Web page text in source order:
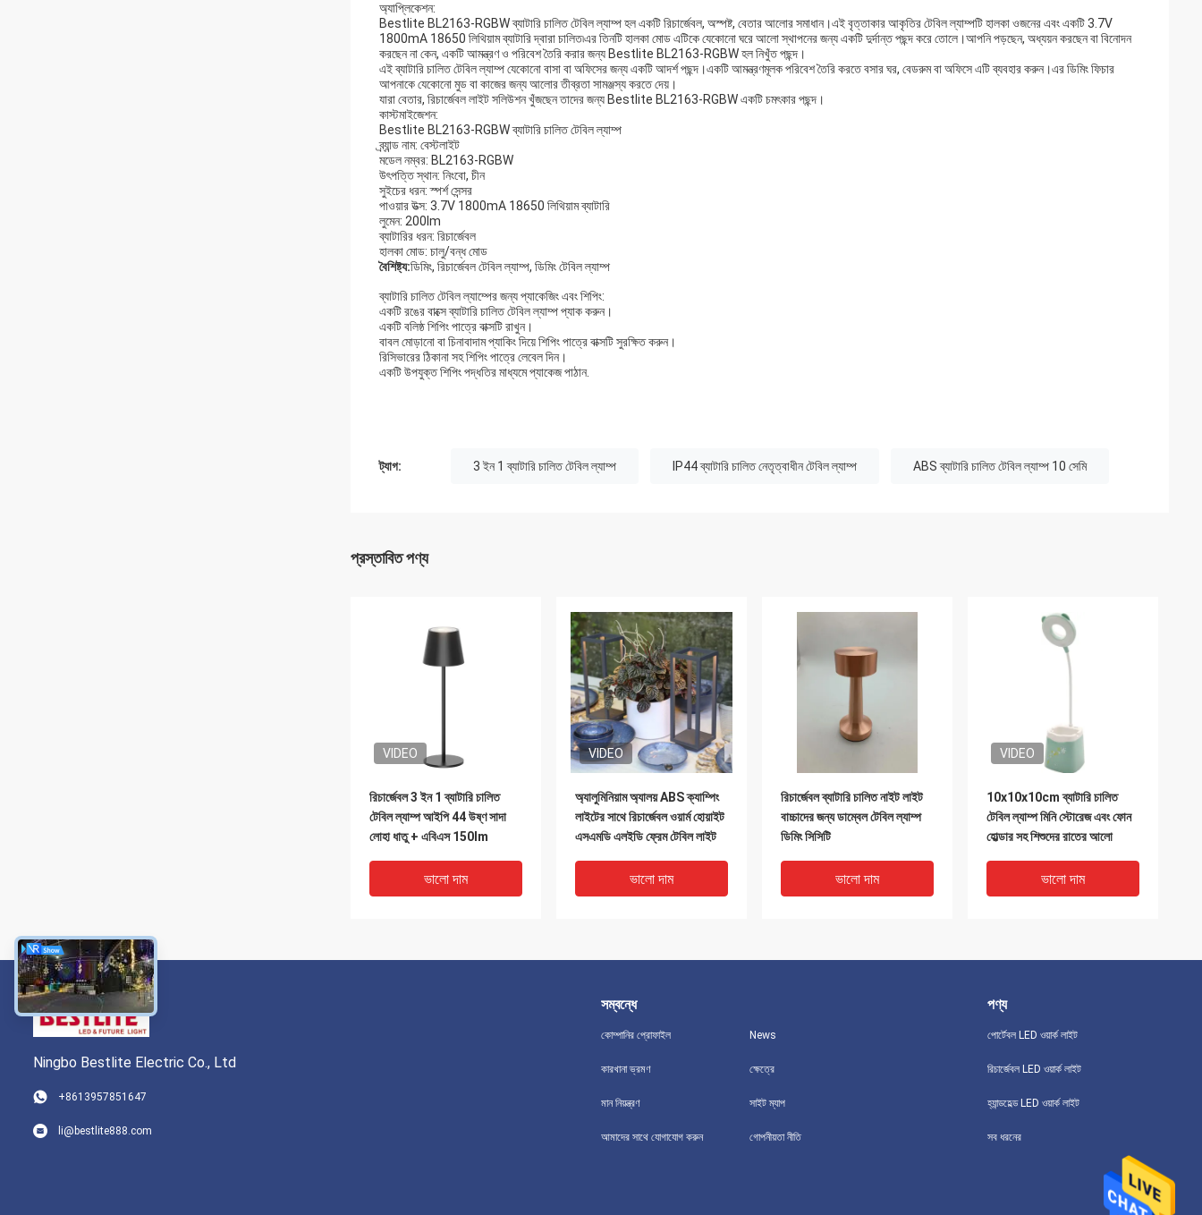
অ্যাপ্লিকেশন:
Bestlite BL2163-RGBW ব্যাটারি চালিত টেবিল ল্যাম্প হল একটি রিচার্জেবল, অস্পষ্ট, বেতার আলোর সমাধান।এই বৃত্তাকার আকৃতির টেবিল ল্যাম্পটি হালকা ওজনের এবং একটি 3.7V
1800mA 18650 লিথিয়াম ব্যাটারি দ্বারা চালিত৷এর তিনটি হালকা মোড এটিকে যেকোনো ঘরে আলো স্থাপনের জন্য একটি দুর্দান্ত পছন্দ করে তোলে।আপনি পড়ছেন, অধ্যয়ন করছেন বা বিনোদন
করছেন না কেন, একটি আমন্ত্রণ ও পরিবেশ তৈরি করার জন্য Bestlite BL2163-RGBW হল নিখুঁত পছন্দ।
এই ব্যাটারি চালিত টেবিল ল্যাম্প যেকোনো বাসা বা অফিসের জন্য একটি আদর্শ পছন্দ।একটি আমন্ত্রণমূলক পরিবেশ তৈরি করতে বসার ঘর, বেডরুম বা অফিসে এটি ব্যবহার করুন।এর ডিমিং ফিচার
আপনাকে যেকোনো মুড বা কাজের জন্য আলোর তীব্রতা সামঞ্জস্য করতে দেয়।
যারা বেতার, রিচার্জেবল লাইট সলিউশন খুঁজছেন তাদের জন্য Bestlite BL2163-RGBW একটি চমৎকার পছন্দ।
কাস্টমাইজেশন:
Bestlite BL2163-RGBW ব্যাটারি চালিত টেবিল ল্যাম্প
ব্র্যান্ড নাম: বেস্টলাইট
মডেল নম্বর: BL2163-RGBW
উৎপত্তি স্থান: নিংবো, চীন
সুইচের ধরন: স্পর্শ সেন্সর
পাওয়ার উত্স: 3.7V 1800mA 18650 লিথিয়াম ব্যাটারি
লুমেন: 200lm
ব্যাটারির ধরন: রিচার্জেবল
হালকা মোড: চালু/বন্ধ মোড
বৈশিষ্ট্য:ডিমিং, রিচার্জেবল টেবিল ল্যাম্প, ডিমিং টেবিল ল্যাম্প
ব্যাটারি চালিত টেবিল ল্যাম্পের জন্য প্যাকেজিং এবং শিপিং:
একটি রঙের বাক্সে ব্যাটারি চালিত টেবিল ল্যাম্প প্যাক করুন।
একটি বলিষ্ঠ শিপিং পাত্রে বাক্সটি রাখুন।
বাবল মোড়ানো বা চিনাবাদাম প্যাকিং দিয়ে শিপিং পাত্রে বাক্সটি সুরক্ষিত করুন।
রিসিভারের ঠিকানা সহ শিপিং পাত্রে লেবেল দিন।
একটি উপযুক্ত শিপিং পদ্ধতির মাধ্যমে প্যাকেজ পাঠান.
ট্যাগ: 3 ইন 1 ব্যাটারি চালিত টেবিল ল্যাম্প IP44 ব্যাটারি চালিত নেতৃত্বাধীন টেবিল ল্যাম্প ABS ব্যাটারি চালিত টেবিল ল্যাম্প 10 সেমি
প্রস্তাবিত পণ্য
VIDEO
রিচার্জেবল 3 ইন 1 ব্যাটারি চালিত
টেবিল ল্যাম্প আইপি 44 উষ্ণ সাদা
লোহা ধাতু + এবিএস 150lm
ভালো দাম
VIDEO
অ্যালুমিনিয়াম অ্যালয় ABS ক্যাম্পিং
লাইটের সাথে রিচার্জেবল ওয়ার্ম হোয়াইট
এসএমডি এলইডি ফ্রেম টেবিল লাইট
ভালো দাম
রিচার্জেবল ব্যাটারি চালিত নাইট লাইট
বাচ্চাদের জন্য ডাম্বেল টেবিল ল্যাম্প
ডিমিং সিসিটি
ভালো দাম
VIDEO
10x10x10cm ব্যাটারি চালিত
টেবিল ল্যাম্প মিনি স্টোরেজ এবং ফোন
হোল্ডার সহ শিশুদের রাতের আলো
ভালো দাম
নার্সারি ব্যাটারি পরিচালিত নাইট লাইট
Ningbo Bestlite Electric Co., Ltd
+8613957851647
li@bestlite888.com
সম্বন্ধে
কোম্পানির প্রোফাইল
কারখানা ভ্রমণ
মান নিয়ন্ত্রণ
আমাদের সাথে যোগাযোগ করুন
News
ক্ষেত্রে
সাইট ম্যাপ
গোপনীয়তা নীতি
পণ্য
পোর্টেবল LED ওয়ার্ক লাইট
রিচার্জেবল LED ওয়ার্ক লাইট
হ্যান্ডহেল্ড LED ওয়ার্ক লাইট
সব ধরনের